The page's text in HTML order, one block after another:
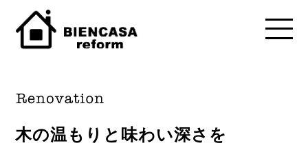
木の温もりと味わい深さを